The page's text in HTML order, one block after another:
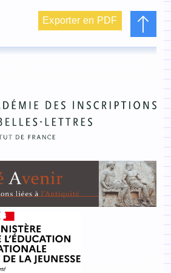
Exporter en PDF